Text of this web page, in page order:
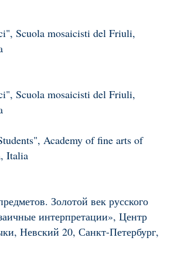
Scuola mosaicisti del Friuli,
Scuola mosaicisti del Friuli,
Academy of fine arts of
Italia
Золотой век русского
интерпретации», Центр
Невский 20, Санкт-Петербург,